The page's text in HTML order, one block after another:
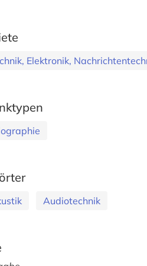
Elektronik,
Audiotechnik